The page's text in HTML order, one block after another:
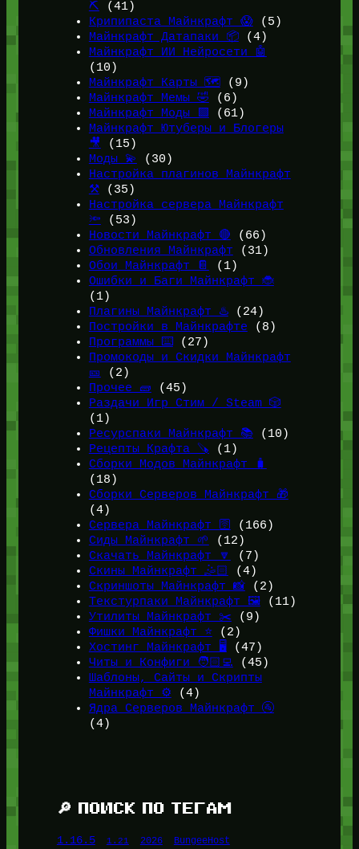
⛏️ (41)
Крипипаста Майнкрафт 😱(5)
Майнкрафт Датапаки 📦(4)
Майнкрафт ИИ Нейросети 🤖
(10)
Майнкрафт Карты 🗺️(9)
Майнкрафт Мемы 🤣 (6)
Майнкрафт Моды 🟩 (61)
Майнкрафт Ютуберы и Блогеры
🎥
(15)
Моды 💫
(30)
Настройка плагинов Майнкрафт
⚒️(35)
Настройка сервера Майнкрафт
🔦 (53)
Новости Майнкрафт 🔴 (66)
Обновления Майнкрафт (31)
Обои Майнкрафт 📔
(1)
Ошибки и Баги Майнкрафт 🐞
(1)
Плагины Майнкрафт ♨️(24)
Постройки в Майнкрафте (8)
Программы ⌨️(27)
Промокоды и Скидки Майнкрафт
🎫
(2)
Прочее 🧱 (45)
Раздачи Игр Стим / Steam 🎲
(1)
Ресурспаки Майнкрафт 📚(10)
Рецепты Крафта 🪚 (1)
Сборки Модов Майнкрафт 🧳
(18)
Сборки Серверов Майнкрафт 🎁
(4)
Сервера Майнкрафт 🛜 (166)
Сиды Майнкрафт 🌱
(12)
Скачать Майнкрафт 🔽
(7)
Скины Майнкрафт 🤹🏻
(4)
Скриншоты Майнкрафт 📸(2)
Текстурпаки Майнкрафт 🖼️(11)
Утилиты Майнкрафт ✂️ (9)
Фишки Майнкрафт ⭐(2)
Хостинг Майнкрафт 🖥️ (47)
Читы и Конфиги 🧑🏻‍💻 (45)
Шаблоны, Сайты и Скрипты
Майнкрафт ⚙️ (4)
Ядра Серверов Майнкрафт 🚰
(4)
🔎 ПОИСК ПО ТЕГАМ
1.16.5 1.21 2026 BungeeHost